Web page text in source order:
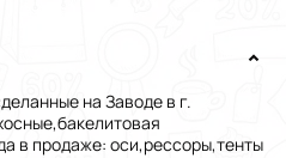
на Заводе в г.
в продаже: оси,рессоры,тенты